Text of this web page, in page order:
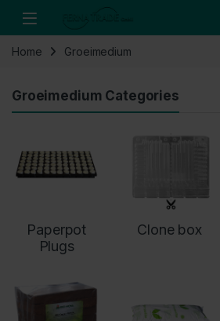
Open
Home Groeimedium
Groeimedium Categories
Paperpot
Plugs
Clone box